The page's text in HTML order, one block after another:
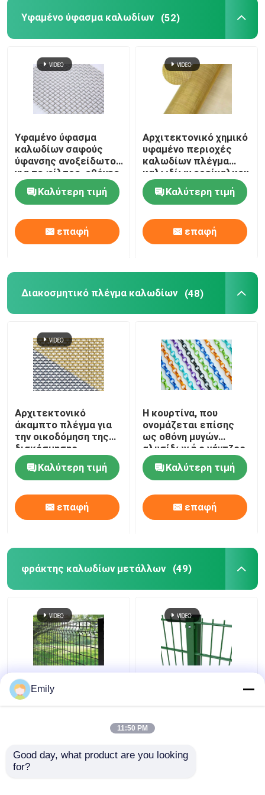
Υφαμένο ύφασμα καλωδίων (52)
Υφαμένο ύφασμα
καλωδίων σαφούς
ύφανσης ανοξείδωτου
για το φίλτρο, οθόνες
παραθύρων
Καλύτερη τιμή
επαφή
Αρχιτεκτονικό χημικό
υφαμένο περιοχές
καλωδίων πλέγμα
καλωδίων ορείχαλκου
υφασμάτων
διακοσμητικό
Καλύτερη τιμή
επαφή
Διακοσμητικό πλέγμα καλωδίων (48)
Αρχιτεκτονικό
άκαμπτο πλέγμα για
την οικοδόμηση της
διακόσμησης
προσόψεων
Καλύτερη τιμή
επαφή
Η κουρτίνα, που
ονομάζεται επίσης
ως οθόνη μυγών
αλυσίδων ή ο γάντζος
συνδέσεων αλυσίδων
αλυσοδένει την
κουρτίνα, υλικό
αργιλίου
Καλύτερη τιμή
επαφή
φράκτης καλωδίων μετάλλων (49)
φράκτης καλωδίων
μετάλλων φρακτών
τρισδιάστατος 5mm
Διπλό Σύρμα Φράχτης
6/5/6mm σύρμα
Emily
11:50 PM
Good day, what product are you looking
for?